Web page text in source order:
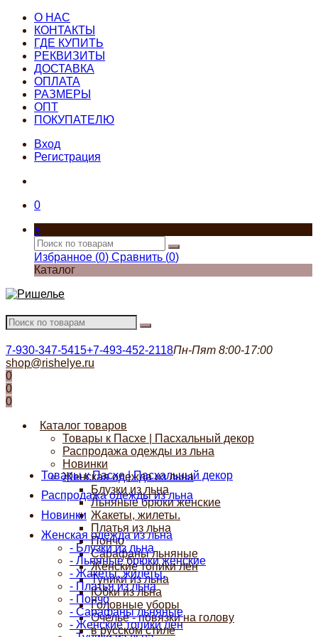
О НАС
КОНТАКТЫ
ГДЕ КУПИТЬ
РЕКВИЗИТЫ
ДОСТАВКА
ОПЛАТА
РАЗМЕРЫ
ОПТ
ПОКУПАТЕЛЮ
Вход
Регистрация
0
×
Избранное (0) Сравнить (0)
Каталог
7-930-347-5415+7-493-452-2118Пн-Пят 8:00-17:00
shop@rishelye.ru
0
0
0
Каталог товаров
Товары к Пасхе | Пасхальный декор
Распродажа одежды из льна
Новинки
Женская одежда из льна
Блузки из льна
Льняные брюки женские
Жакеты, жилеты.
Платья из льна
Пончо
Сарафаны льняные
Женские топики лен
Туники из льна
Юбки из льна
Головные уборы
Очелье - повязки на голову
в русском стиле
Товары к Пасхе | Пасхальный декор
Распродажа одежды из льна
Новинки
Женская одежда из льна
- Блузки из льна
- Льняные брюки женские
- Жакеты, жилеты.
- Платья из льна
- Пончо
- Сарафаны льняные
- Женские топики лен